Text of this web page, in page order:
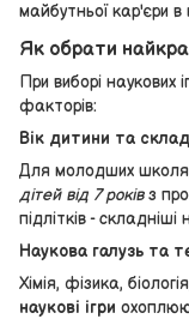
майбутньої кар'єри в
Як обрати
При виборі наукових
факторів:
Вік дитини та
Для молодших
дітей від 7 роківз
підлітків -
Наукова галузь та
Хімія, фізика,
наукові ігри